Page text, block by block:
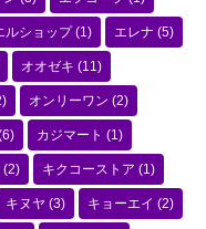
ルショップ(1) エレナ (5)
オオゼキ (11)
オンリーワン (2)
カジマート (1)
(2) キクコーストア (1)
キヌヤ (3) キョーエイ (2)